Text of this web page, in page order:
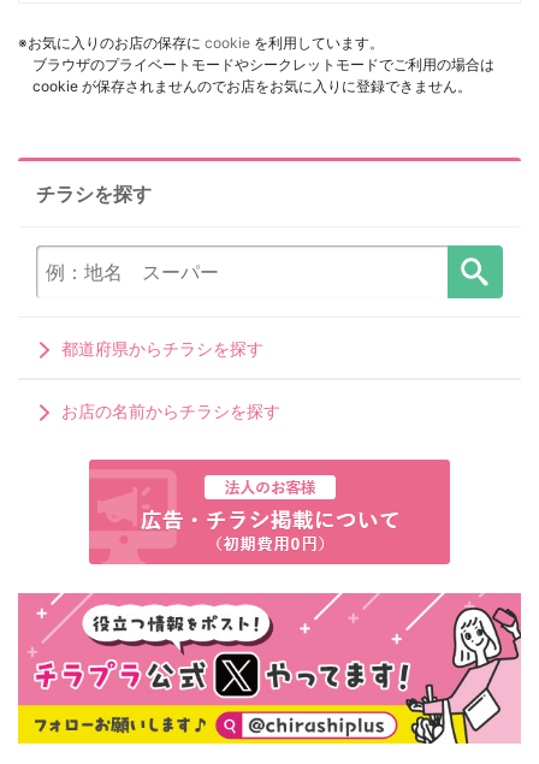
※お気に入りのお店の保存に cookie を利用しています。
ブラウザのプライベートモードやシークレットモードでご利用の場合は
cookie が保存されませんのでお店をお気に入りに登録できません。
チラシを探す
都道府県からチラシを探す
お店の名前からチラシを探す